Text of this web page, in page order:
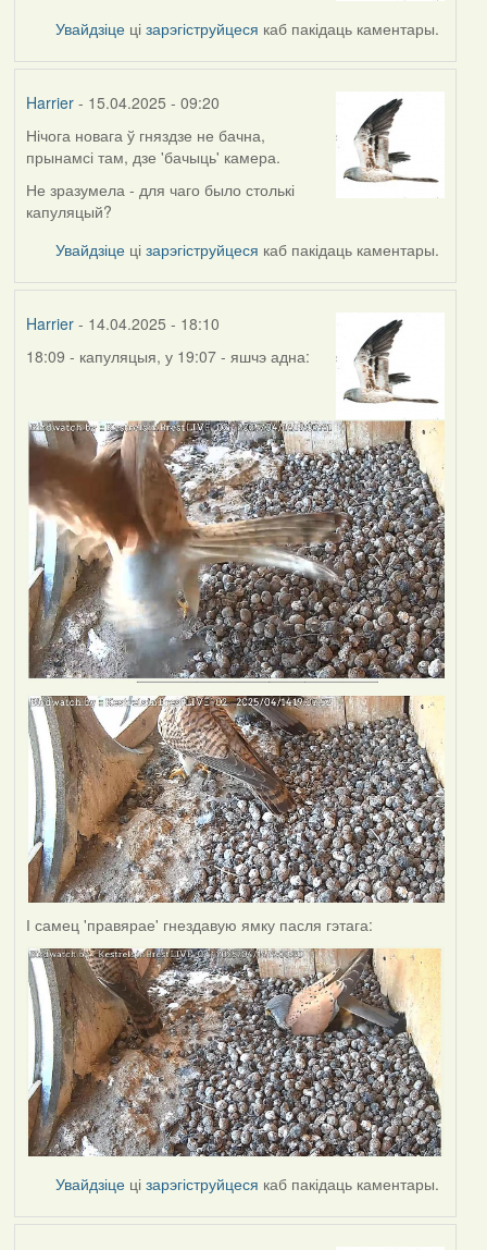
Увайдзіце цізарэгіструйцеся каб пакідаць каментары.
Harrier- 15.04.2025 - 09:20
Нічога новага ў гняздзе не бачна,
прынамсі там, дзе 'бачыць' камера.
Не зразумела - для чаго было столькі
капуляцый?
Увайдзіце цізарэгіструйцеся каб пакідаць каментары.
Harrier- 14.04.2025 - 18:10
18:09 - капуляцыя, у 19:07 - яшчэ адна:
І самец 'правярае' гнездавую ямку пасля гэтага:
Увайдзіце цізарэгіструйцеся каб пакідаць каментары.